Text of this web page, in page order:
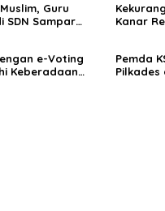
Guru
SDN Sampar
Kanar
e-Voting
Keberadaan
Pemda
Pilkades